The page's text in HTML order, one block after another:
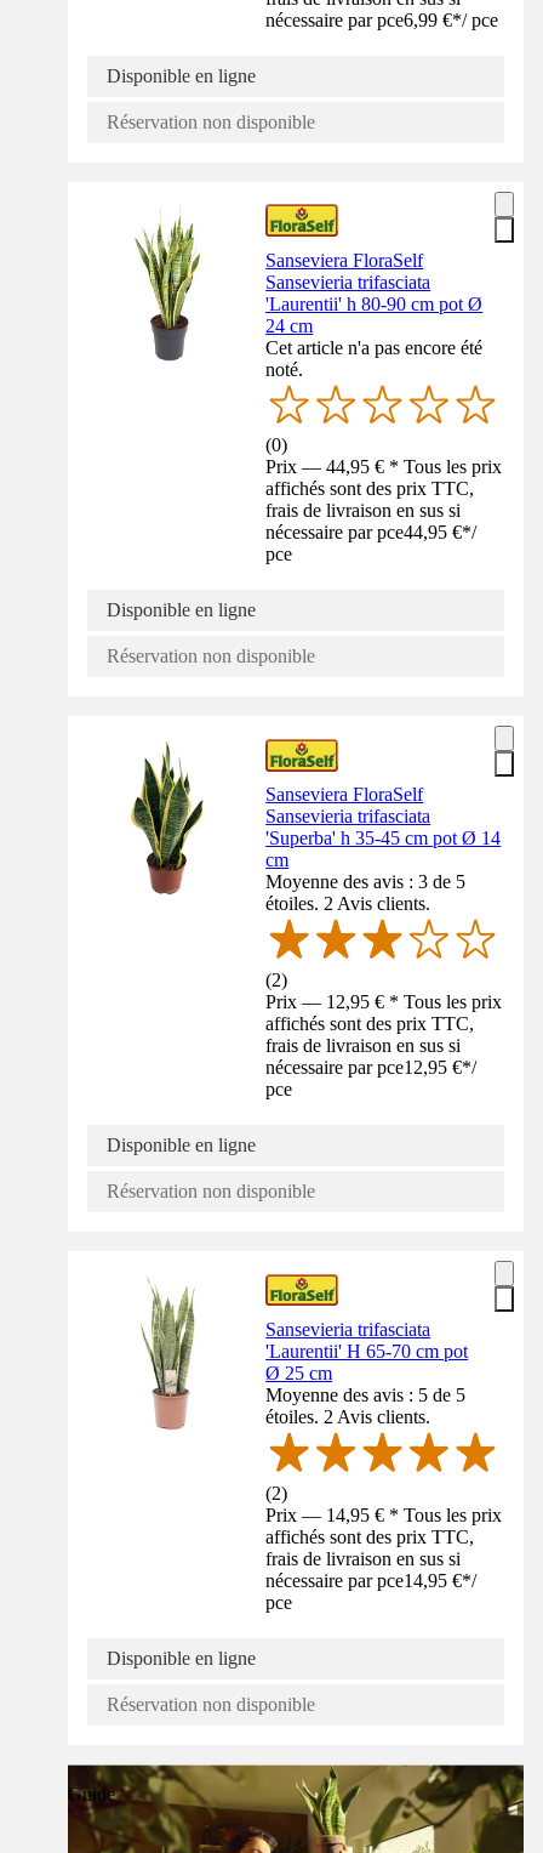
nécessaire par pce6,99 €*/ pce
Disponible en ligne
Réservation non disponible
Sanseviera FloraSelf
Sansevieria trifasciata
'Laurentii' h 80-90 cm pot Ø
24 cm
Cet article n'a pas encore été
noté.
(0)
Prix — 44,95 € * Tous les prix
affichés sont des prix TTC,
frais de livraison en sus si
nécessaire par pce44,95 €*/
pce
Disponible en ligne
Réservation non disponible
Sanseviera FloraSelf
Sansevieria trifasciata
'Superba' h 35-45 cm pot Ø 14
cm
Moyenne des avis : 3 de 5
étoiles. 2 Avis clients.
(2)
Prix — 12,95 € * Tous les prix
affichés sont des prix TTC,
frais de livraison en sus si
nécessaire par pce12,95 €*/
pce
Disponible en ligne
Réservation non disponible
Sansevieria trifasciata
'Laurentii' H 65-70 cm pot
Ø 25 cm
Moyenne des avis : 5 de 5
étoiles. 2 Avis clients.
(2)
Prix — 14,95 € * Tous les prix
affichés sont des prix TTC,
frais de livraison en sus si
nécessaire par pce14,95 €*/
pce
Disponible en ligne
Réservation non disponible
Guide